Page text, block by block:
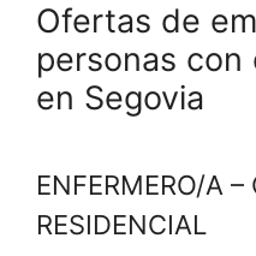
Ofertas de
personas con
en Segovia
ENFERMERO/A –
RESIDENCIAL